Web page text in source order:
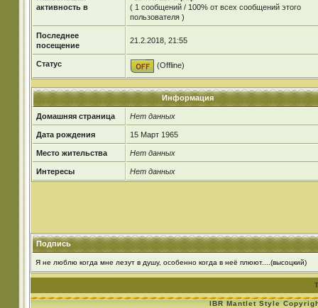
активность в
( 1 сообщений / 100% от всех сообщений этого
пользователя )
Последнее
посещение
21.2.2018, 21:55
Статус (Offline)
Информация
Домашняя страница Нет данных
Дата рождения 15 Март 1965
Место жительства Нет данных
Интересы Нет данных
Подпись
Я не люблю когда мне лезут в душу, особенно когда в неё плюют....(высоцкий)
IBR Mantlet Style